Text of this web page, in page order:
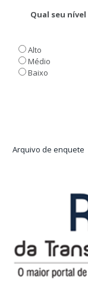
Qual seu
Alto
Médio
Baixo
Arquivo de enquete